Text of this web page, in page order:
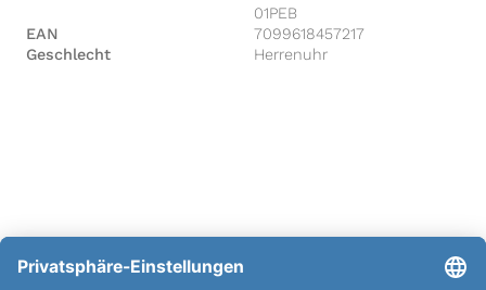
01PEB
EAN
7099618457217
Geschlecht
Herrenuhr